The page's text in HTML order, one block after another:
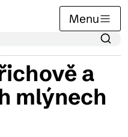
Menu
a
mlýnech